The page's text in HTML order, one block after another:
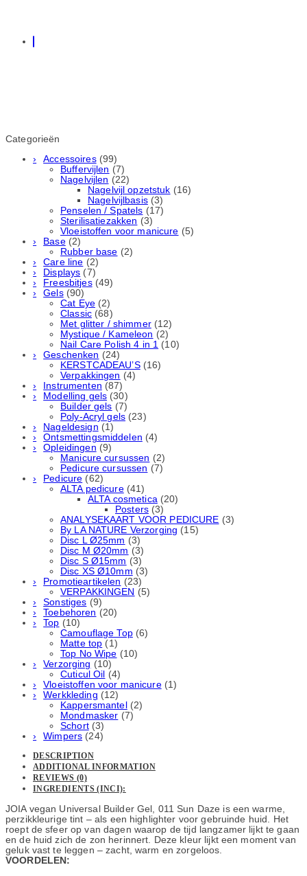
Categorieën
Accessoires (99)
Buffervijlen (7)
Nagelvijlen (22)
Nagelvijl opzetstuk (16)
Nagelvijlbasis (3)
Penselen / Spatels (17)
Sterilisatiezakken (3)
Vloeistoffen voor manicure (5)
Base (2)
Rubber basе (2)
Care line (2)
Displays (7)
Freesbitjes (49)
Gels (90)
Cat Eye (2)
Classic (68)
Met glitter / shimmer (12)
Mystique / Kameleon (2)
Nail Care Polish 4 in 1 (10)
Geschenken (24)
KERSTCADEAU’S (16)
Verpakkingen (4)
Instrumenten (87)
Modelling gels (30)
Builder gels (7)
Poly-Acryl gels (23)
Nageldesign (1)
Ontsmettingsmiddelen (4)
Opleidingen (9)
Manicure cursussen (2)
Pedicure cursussen (7)
Pedicure (62)
ALTA pedicure (41)
ALTA cosmetica (20)
Posters (3)
ANALYSEKAART VOOR PEDICURE (3)
By LA NATURE Verzorging (15)
Disc L Ø25mm (3)
Disc M Ø20mm (3)
Disc S Ø15mm (3)
Disc XS Ø10mm (3)
Promotieartikelen (23)
VERPAKKINGEN (5)
Sonstiges (9)
Toebehoren (20)
Top (10)
Camouflage Top (6)
Matte top (1)
Top No Wipe (10)
Verzorging (10)
Cuticul Oil (4)
Vloeistoffen voor manicure (1)
Werkkleding (12)
Kappersmantel (2)
Mondmasker (7)
Schort (3)
Wimpers (24)
DESCRIPTION
ADDITIONAL INFORMATION
REVIEWS (0)
INGREDIENTS (INCI):
JOIA vegan Universal Builder Gel, 011 Sun Daze is een warme,
perzikkleurige tint – als een highlighter voor gebruinde huid. Het
roept de sfeer op van dagen waarop de tijd langzamer lijkt te gaan
en de huid zich de zon herinnert. Deze kleur lijkt een moment van
geluk vast te leggen – zacht, warm en zorgeloos.
VOORDELEN: